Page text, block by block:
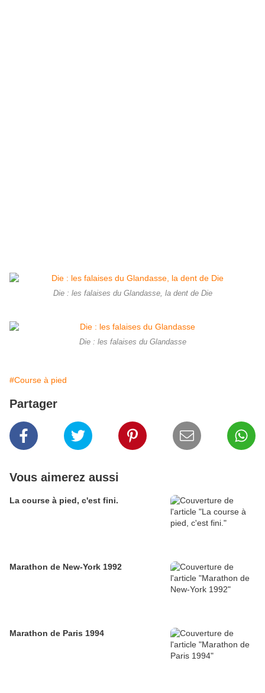
Die : les falaises du Glandasse, la dent de Die
Die : les falaises du Glandasse
#Course à pied
Partager
Vous aimerez aussi
La course à pied, c'est fini.
Marathon de New-York 1992
Marathon de Paris 1994